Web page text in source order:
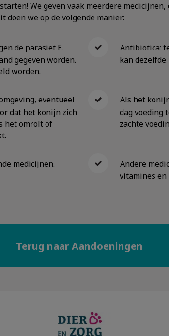
We geven vaak meerdere medicijnen,
doen we op de volgende manier:
de parasiet E.
gegeven worden.
worden.
Antibiotica:
kan dezelfde
eventueel
dat het konijn zich
het omrolt of
Als het
dag voeding
zachte
medicijnen.
Andere
vitamines en
Terug naar Aandoeningen